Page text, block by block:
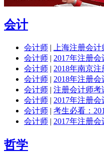
会计
会计师 |
上海注册会计
会计师 | 2017年注册会
会计师 | 2018年南京注
会计师 | 2018年注册会
会计师 | 注册会计师考
会计师 | 2017年注册会
会计师 | 考生必看：
会计师 | 2017年注册会
哲学